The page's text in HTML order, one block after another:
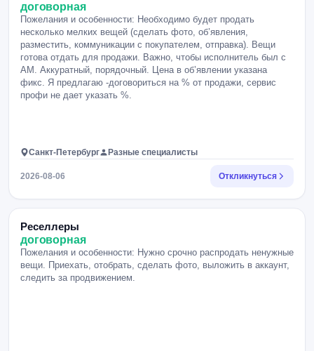
договорная
Пожелания и особенности: Необходимо будет продать
несколько мелких вещей (сделать фото, об’явления,
разместить, коммуникации с покупателем, отправка). Вещи
готова отдать для продажи. Важно, чтобы исполнитель был с
АМ. Аккуратный, порядочный. Цена в об’явлении указана
фикс. Я предлагаю -договориться на % от продажи, сервис
профи не дает указать %.
Санкт-Петербург Разные специалисты
2026-08-06 Откликнуться
Реселлеры
договорная
Пожелания и особенности: Нужно срочно распродать ненужные
вещи. Приехать, отобрать, сделать фото, выложить в аккаунт,
следить за продвижением.